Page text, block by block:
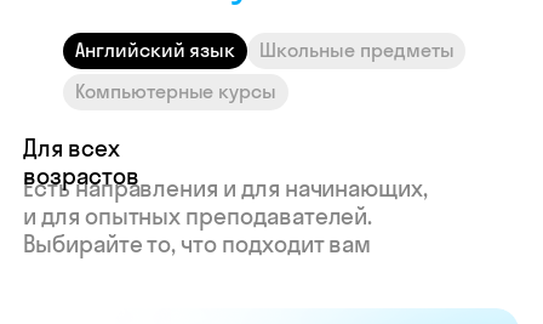
Английский язык
Школьные предметы
Компьютерные курсы
Индивидуальные
занятия для детей
и подростков